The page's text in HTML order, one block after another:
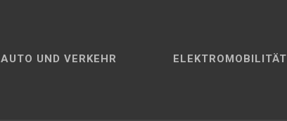
AUTO UND VERKEHR ELEKTROMOBILITÄT